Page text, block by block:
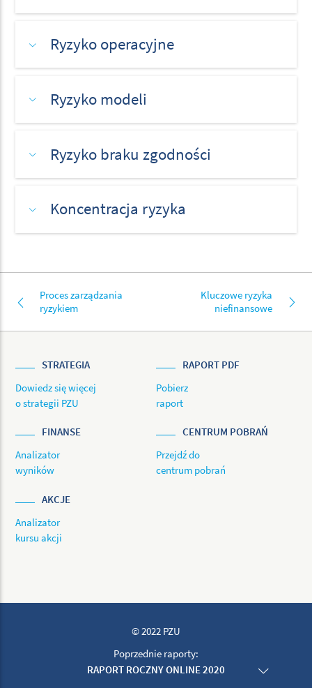
Ryzyko operacyjne
Ryzyko modeli
Ryzyko braku zgodności
Koncentracja ryzyka
Proces zarządzania
ryzykiem
Kluczowe ryzyka
niefinansowe
STRATEGIA
Dowiedz się więcej
o strategii PZU
RAPORT PDF
Pobierz
raport
FINANSE
Analizator
wyników
CENTRUM POBRAŃ
Przejdź do
centrum pobrań
AKCJE
Analizator
kursu akcji
© 2022 PZU
Poprzednie raporty:
RAPORT ROCZNY ONLINE 2020